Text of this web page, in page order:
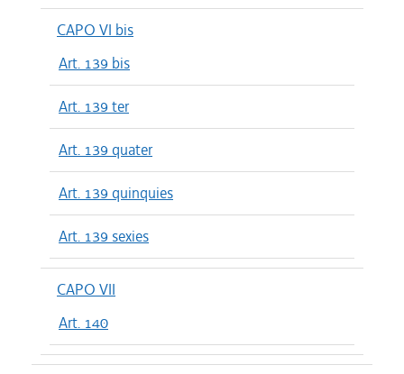
CAPO VI bis
Art. 139 bis
Art. 139 ter
Art. 139 quater
Art. 139 quinquies
Art. 139 sexies
CAPO VII
Art. 140